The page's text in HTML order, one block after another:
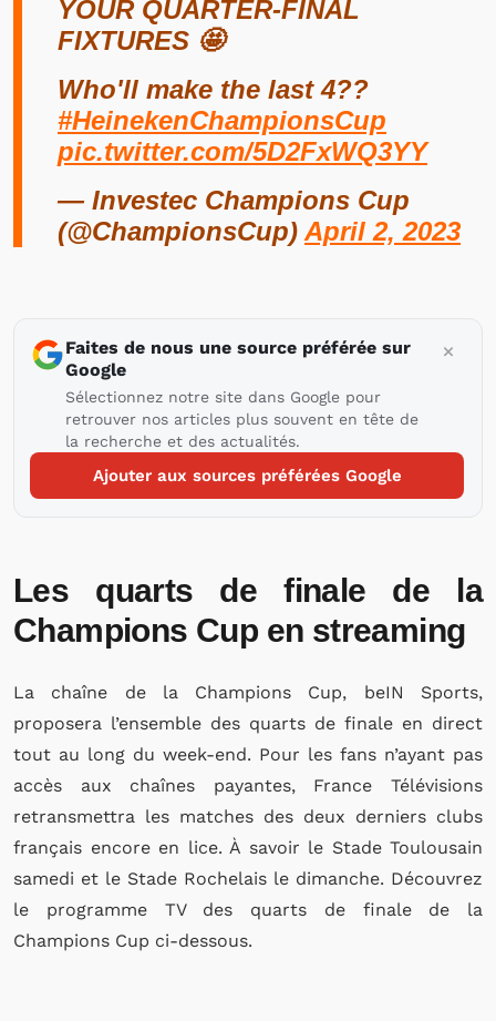
YOUR QUARTER-FINAL
FIXTURES 🤩
Who'll make the last 4??
#HeinekenChampionsCup
pic.twitter.com/5D2FxWQ3YY
— Investec Champions Cup
(@ChampionsCup) April 2, 2023
Faites de nous une source préférée sur
Google
Sélectionnez notre site dans Google pour
retrouver nos articles plus souvent en tête de
la recherche et des actualités.
Ajouter aux sources préférées Google
Les quarts de finale de la
Champions Cup en streaming
La chaîne de la Champions Cup, beIN Sports,
proposera l’ensemble des quarts de finale en direct
tout au long du week-end. Pour les fans n’ayant pas
accès aux chaînes payantes, France Télévisions
retransmettra les matches des deux derniers clubs
français encore en lice. À savoir le Stade Toulousain
samedi et le Stade Rochelais le dimanche. Découvrez
le programme TV des quarts de finale de la
Champions Cup ci-dessous.